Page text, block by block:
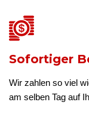
Sofortiger
Wir zahlen so viel
am selben Tag auf